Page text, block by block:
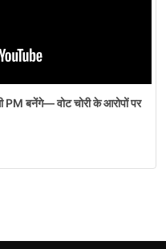
PM बनेंगे— वोट चोरी के आरोपों पर